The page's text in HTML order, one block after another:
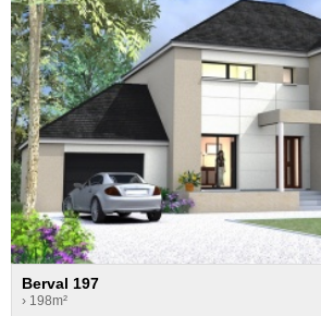
Berval 197
› 198m²